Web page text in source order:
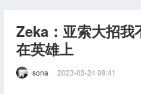
Zeka：亚索大招我
在英雄上
sona 2023-03-24 09:41